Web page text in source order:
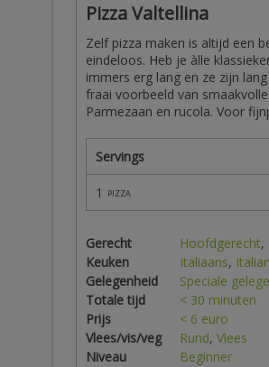
Pizza Valtellina
Zelf pizza maken is altijd een
eindeloos. Heb je àlle
immers erg lang en ze zijn
fraai voorbeeld van
Parmezaan en rucola. Voor
Servings
1 pizza
Gerecht Hoofdgerecht,
Keuken
Italiaans, Italian
Gelegenheid
Speciale
Totale tijd
< 30 minuten
Prijs
< 6 euro
Vlees/vis/veg
Rund, Vlees
Niveau
Beginner